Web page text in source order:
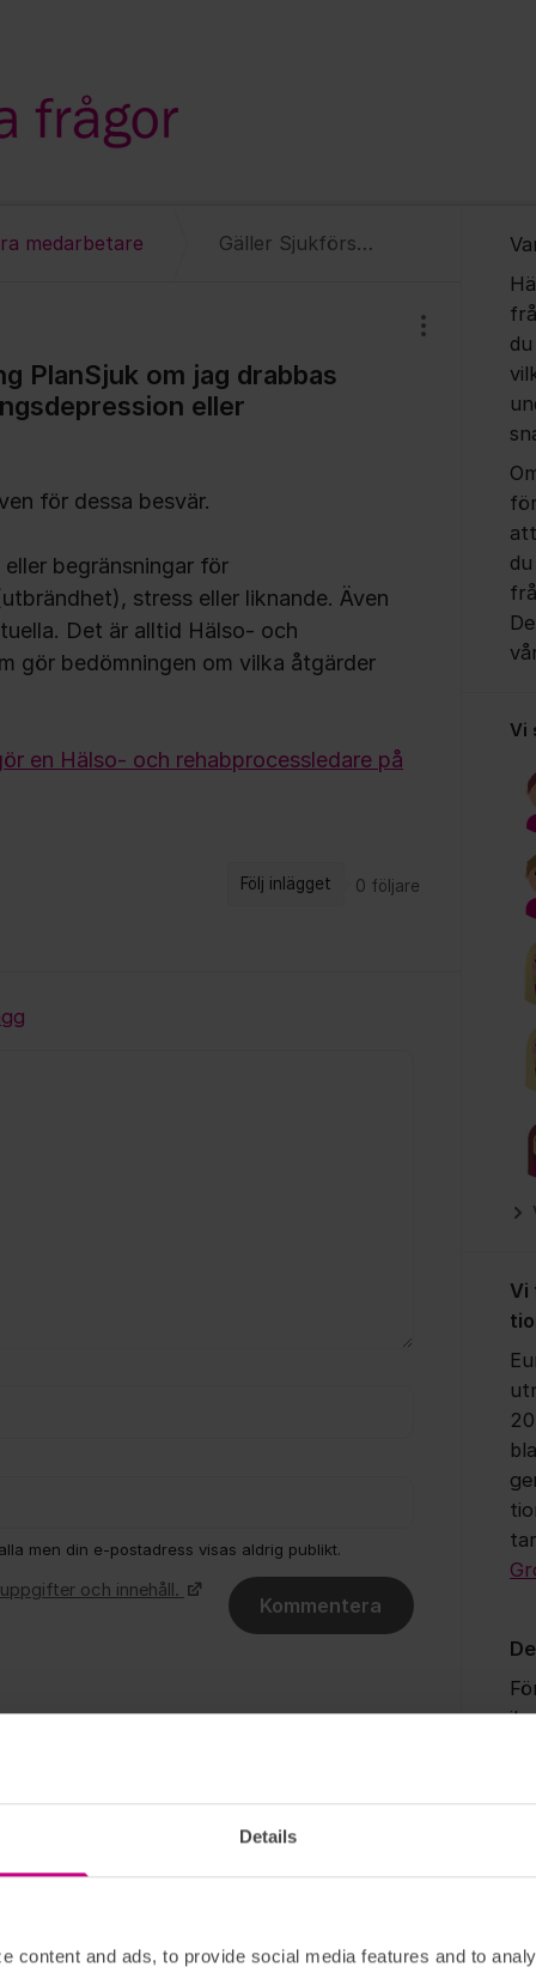
Details
content and ads, to provide social media features and to
medarbetare Gäller Sjukförsäkring PlanSjuk om jag drabbas av stress, utmattningsdepression eller liknande?
PlanSjuk om jag drabbas
eller
Visa/dölj
för dessa besvär.
begränsningar för
stress eller liknande. Även
Det är alltid Hälso- och
gör bedömningen om vilka åtgärder
en Hälso- och rehabprocessledare på
Följ inlägget 0 följare
men din e-postadress visas aldrig publikt.
och innehåll.
Kommentera
att
Vi
Vi